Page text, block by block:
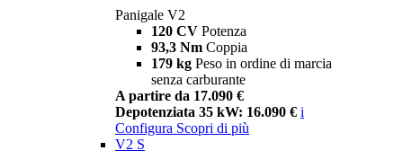
Panigale V2
120 CV Potenza
93,3 Nm Coppia
179 kg Peso in ordine di marcia
senza carburante
A partire da 17.090 €
Depotenziata 35 kW: 16.090 € i
Configura Scopri di più
V2 S